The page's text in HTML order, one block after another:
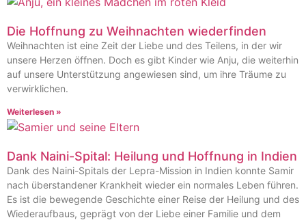
Die Hoffnung zu Weihnachten wiederfinden
Weihnachten ist eine Zeit der Liebe und des Teilens, in der wir
unsere Herzen öffnen. Doch es gibt Kinder wie Anju, die weiterhin
auf unsere Unterstützung angewiesen sind, um ihre Träume zu
verwirklichen.
Weiterlesen »
Dank Naini-Spital: Heilung und Hoffnung in Indien
Dank des Naini-Spitals der Lepra-Mission in Indien konnte Samir
nach überstandener Krankheit wieder ein normales Leben führen.
Es ist die bewegende Geschichte einer Reise der Heilung und des
Wiederaufbaus, geprägt von der Liebe einer Familie und dem